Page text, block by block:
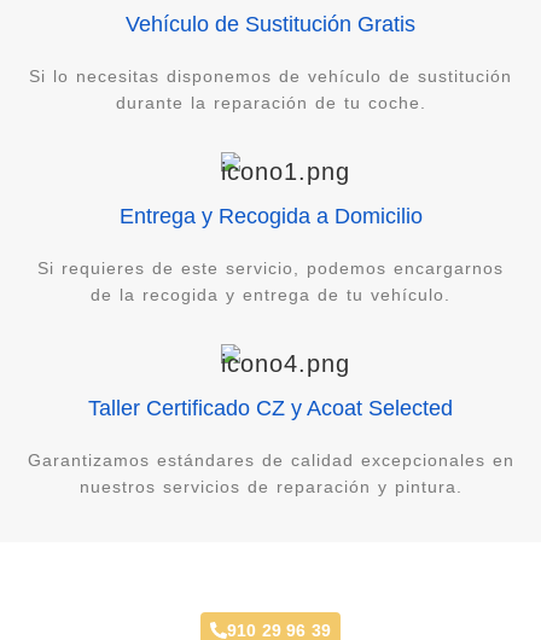
Vehículo de Sustitución Gratis
Si lo necesitas disponemos de vehículo de sustitución
durante la reparación de tu coche.
Entrega y Recogida a Domicilio
Si requieres de este servicio, podemos encargarnos
de la recogida y entrega de tu vehículo.
Taller Certificado CZ y Acoat Selected
Garantizamos estándares de calidad excepcionales en
nuestros servicios de reparación y pintura.
910 29 96 39